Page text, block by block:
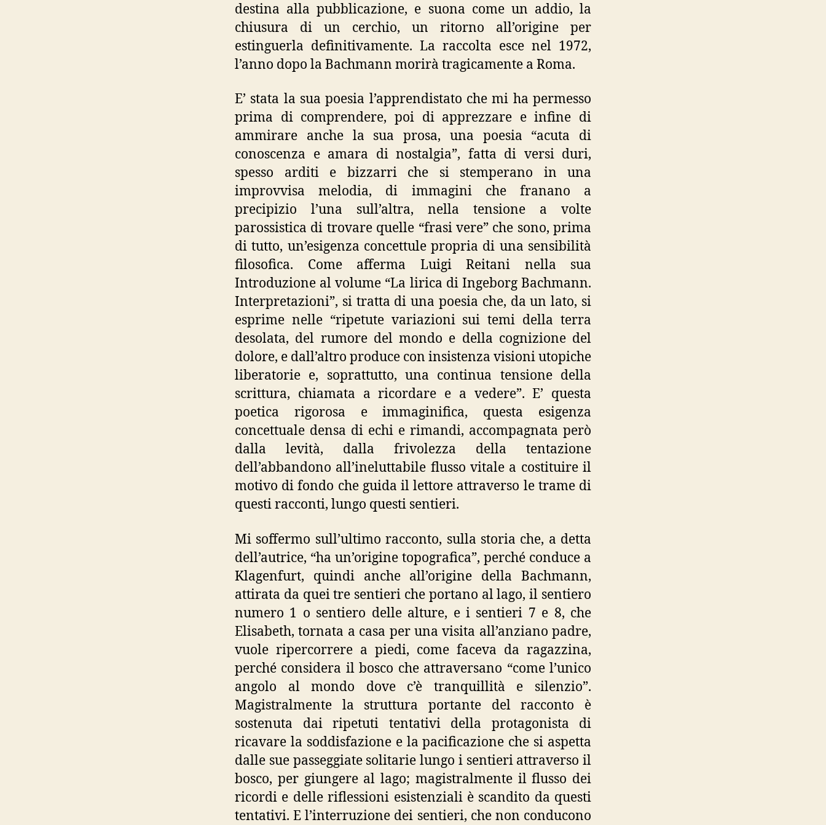
destina alla pubblicazione, e suona come un addio, la
chiusura di un cerchio, un ritorno all’origine per
estinguerla definitivamente. La raccolta esce nel 1972,
l’anno dopo la Bachmann morirà tragicamente a Roma.
E’ stata la sua poesia l’apprendistato che mi ha permesso
prima di comprendere, poi di apprezzare e infine di
ammirare anche la sua prosa, una poesia “acuta di
conoscenza e amara di nostalgia”, fatta di versi duri,
spesso arditi e bizzarri che si stemperano in una
improvvisa melodia, di immagini che franano a
precipizio l’una sull’altra, nella tensione a volte
parossistica di trovare quelle “frasi vere” che sono, prima
di tutto, un’esigenza concettule propria di una sensibilità
filosofica. Come afferma Luigi Reitani nella sua
Introduzione al volume “La lirica di Ingeborg Bachmann.
Interpretazioni”, si tratta di una poesia che, da un lato, si
esprime nelle “ripetute variazioni sui temi della terra
desolata, del rumore del mondo e della cognizione del
dolore, e dall’altro produce con insistenza visioni utopiche
liberatorie e, soprattutto, una continua tensione della
scrittura, chiamata a ricordare e a vedere”. E’ questa
poetica rigorosa e immaginifica, questa esigenza
concettuale densa di echi e rimandi, accompagnata però
dalla levità, dalla frivolezza della tentazione
dell’abbandono all’ineluttabile flusso vitale a costituire il
motivo di fondo che guida il lettore attraverso le trame di
questi racconti, lungo questi sentieri.
Mi soffermo sull’ultimo racconto, sulla storia che, a detta
dell’autrice, “ha un’origine topografica”, perché conduce a
Klagenfurt, quindi anche all’origine della Bachmann,
attirata da quei tre sentieri che portano al lago, il sentiero
numero 1 o sentiero delle alture, e i sentieri 7 e 8, che
Elisabeth, tornata a casa per una visita all’anziano padre,
vuole ripercorrere a piedi, come faceva da ragazzina,
perché considera il bosco che attraversano “come l’unico
angolo al mondo dove c’è tranquillità e silenzio”.
Magistralmente la struttura portante del racconto è
sostenuta dai ripetuti tentativi della protagonista di
ricavare la soddisfazione e la pacificazione che si aspetta
dalle sue passeggiate solitarie lungo i sentieri attraverso il
bosco, per giungere al lago; magistralmente il flusso dei
ricordi e delle riflessioni esistenziali è scandito da questi
tentativi. E l’interruzione dei sentieri, che non conducono